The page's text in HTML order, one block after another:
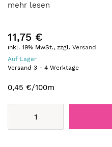
mehr lesen
11,75 €
inkl. 19% MwSt., zzgl. Versand
Auf Lager
Versand 3 - 4 Werktage
0,45 €/100m